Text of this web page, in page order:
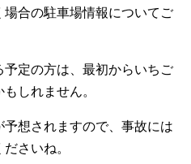
合の駐車場情報についてご
定の方は、最初からいちご
しれません。
想されますので、事故には
さいね。